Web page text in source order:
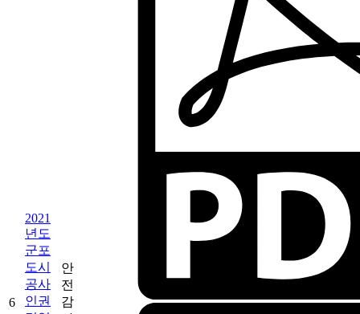
6
2021
년도
군포
도시
공사
인권
안
전
감